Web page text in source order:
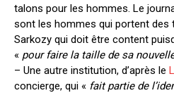
talons pour les hommes. Le
sont les hommes qui portent des
Sarkozy qui doit être content
« pour faire la taille de sa
– Une autre institution, d’après le
concierge, qui « fait partie de